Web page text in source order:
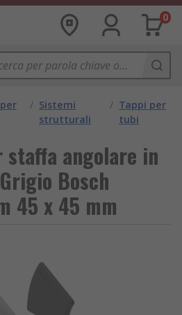
0
/ Sistemi
strutturali
/ Tappi per
tubi
staffa angolare in
Bosch
45 x 45 mm